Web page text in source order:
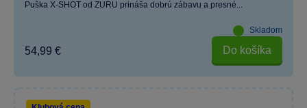
Puška X-SHOT od ZURU prináša dobrú zábavu a presné...
Skladom
54,99 € Do košíka